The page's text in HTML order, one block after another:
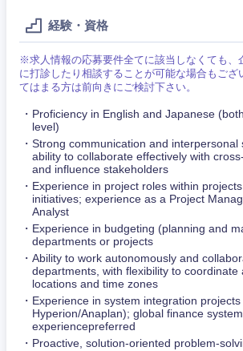
経験・資格
※求人情報の応募要件全てに該当しなくても、
に打診したり相談することが可能な場合もござ
てはまる方は前向きにご検討下さい。
Proficiency in English and Japanese
level)
Strong communication and interpersonal
ability to collaborate effectively with
and influence stakeholders
Experience in project roles within
initiatives; experience as a Project
Analyst
Experience in budgeting (planning and
departments or projects
Ability to work autonomously and
departments, with flexibility to coordinate
locations and time zones
Experience in system integration projects
Hyperion/Anaplan); global finance
experiencepreferred
Proactive, solution-oriented problem-
金融専門
メディカ
不動産専
門職
建設・施
工管理
事務職
その他
マスメディア
エンターテイメント
人材・アウトソーシング
サービス
その他
関東地方
茨城県 栃木県
群馬県
千葉県
神奈川県